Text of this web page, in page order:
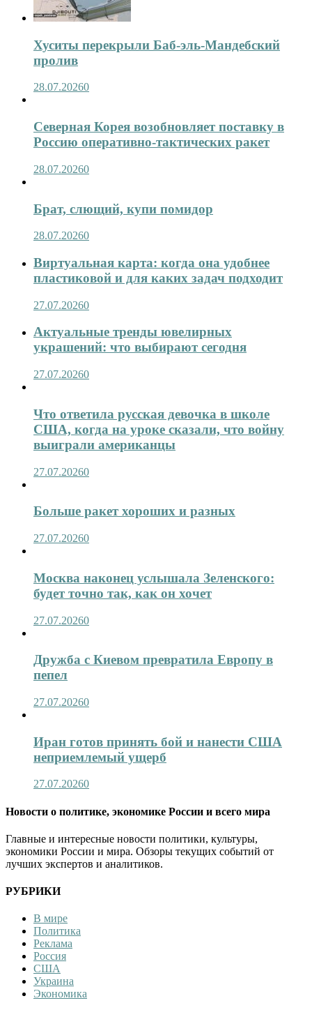
Хуситы перекрыли Баб-эль-Мандебский
пролив
28.07.20260
Северная Корея возобновляет поставку в
Россию оперативно-тактических ракет
28.07.20260
Брат, слющий, купи помидор
28.07.20260
Виртуальная карта: когда она удобнее
пластиковой и для каких задач подходит
27.07.20260
Актуальные тренды ювелирных
украшений: что выбирают сегодня
27.07.20260
Что ответила русская девочка в школе
США, когда на уроке сказали, что войну
выиграли американцы
27.07.20260
Больше ракет хороших и разных
27.07.20260
Москва наконец услышала Зеленского:
будет точно так, как он хочет
27.07.20260
Дружба с Киевом превратила Европу в
пепел
27.07.20260
Иран готов принять бой и нанести США
неприемлемый ущерб
27.07.20260
Новости о политике, экономике России и всего мира
Главные и интересные новости политики, культуры,
экономики России и мира. Обзоры текущих событий от
лучших экспертов и аналитиков.
РУБРИКИ
В мире
Политика
Реклама
Россия
США
Украина
Экономика